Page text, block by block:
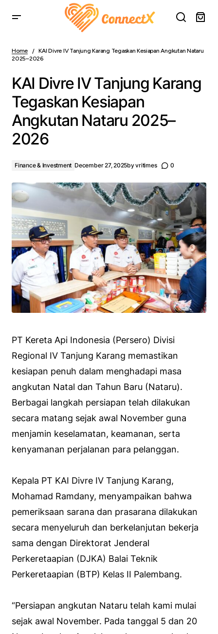
Angkutan Nataru 2025–2026
Home
KAI Divre IV Tanjung Karang Tegaskan Kesiapan Angkutan Nataru
2025–2026
KAI Divre IV Tanjung Karang
Tegaskan Kesiapan
Angkutan Nataru 2025–
2026
Finance & Investment December 27, 2025byvritimes 0
PT Kereta Api Indonesia (Persero) Divisi
Regional IV Tanjung Karang memastikan
kesiapan penuh dalam menghadapi masa
angkutan Natal dan Tahun Baru (Nataru).
Berbagai langkah persiapan telah dilakukan
secara matang sejak awal November guna
menjamin keselamatan, keamanan, serta
kenyamanan perjalanan para pelanggan.
Kepala PT KAI Divre IV Tanjung Karang,
Mohamad Ramdany, menyampaikan bahwa
pemeriksaan sarana dan prasarana dilakukan
secara menyeluruh dan berkelanjutan bekerja
sama dengan Direktorat Jenderal
Perkeretaapian (DJKA) Balai Teknik
Perkeretaapian (BTP) Kelas II Palembang.
“Persiapan angkutan Nataru telah kami mulai
sejak awal November. Pada tanggal 5 dan 20